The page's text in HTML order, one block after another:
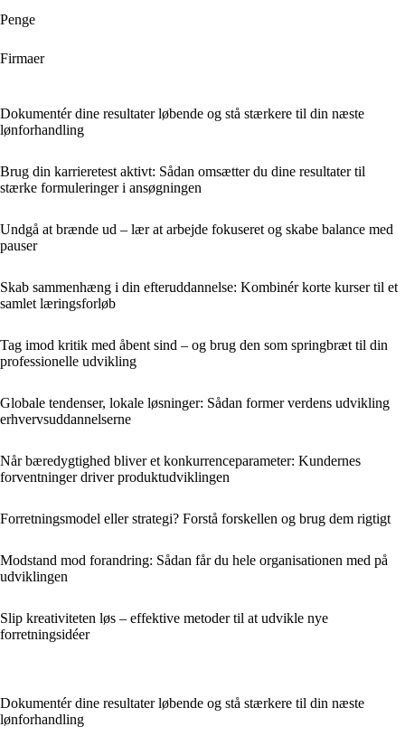
Penge
Firmaer
Dokumentér dine resultater løbende og stå stærkere til din næste
lønforhandling
Brug din karrieretest aktivt: Sådan omsætter du dine resultater til
stærke formuleringer i ansøgningen
Undgå at brænde ud – lær at arbejde fokuseret og skabe balance med
pauser
Skab sammenhæng i din efteruddannelse: Kombinér korte kurser til et
samlet læringsforløb
Tag imod kritik med åbent sind – og brug den som springbræt til din
professionelle udvikling
Globale tendenser, lokale løsninger: Sådan former verdens udvikling
erhvervsuddannelserne
Når bæredygtighed bliver et konkurrenceparameter: Kundernes
forventninger driver produktudviklingen
Forretningsmodel eller strategi? Forstå forskellen og brug dem rigtigt
Modstand mod forandring: Sådan får du hele organisationen med på
udviklingen
Slip kreativiteten løs – effektive metoder til at udvikle nye
forretningsidéer
Dokumentér dine resultater løbende og stå stærkere til din næste
lønforhandling